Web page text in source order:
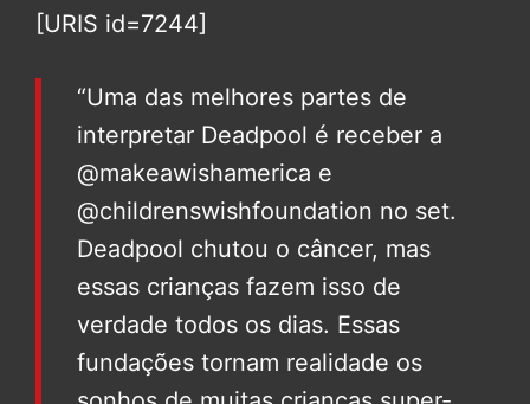
[URIS id=7244]
“Uma das melhores partes de
interpretar Deadpool é receber a
@makeawishamerica e
@childrenswishfoundation no set.
Deadpool chutou o câncer, mas
essas crianças fazem isso de
verdade todos os dias. Essas
fundações tornam realidade os